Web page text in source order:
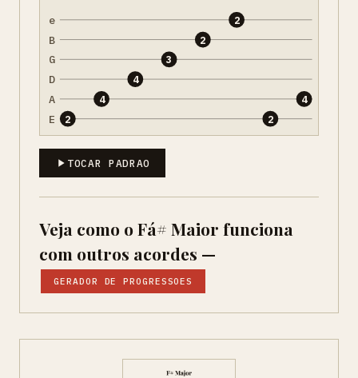
e
B
G
D
A
E 2
4
4
3
2
2
2
4
TOCAR PADRAO
Veja como o Fá# Maior funciona
com outros acordes —
GERADOR DE PROGRESSOES